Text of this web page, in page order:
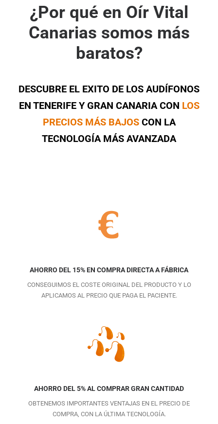
¿Por qué en Oír Vital
Canarias somos más
baratos?
DESCUBRE EL EXITO DE LOS AUDÍFONOS
EN TENERIFE Y GRAN CANARIA CON LOS
PRECIOS MÁS BAJOSCON LA
TECNOLOGÍA MÁS AVANZADA
AHORRO DEL 15% EN COMPRA DIRECTA A FÁBRICA
CONSEGUIMOS EL COSTE ORIGINAL DEL PRODUCTO Y LO
APLICAMOS AL PRECIO QUE PAGA EL PACIENTE.
AHORRO DEL 5% AL COMPRAR GRAN CANTIDAD
OBTENEMOS IMPORTANTES VENTAJAS EN EL PRECIO DE
COMPRA, CON LA ÚLTIMA TECNOLOGÍA.